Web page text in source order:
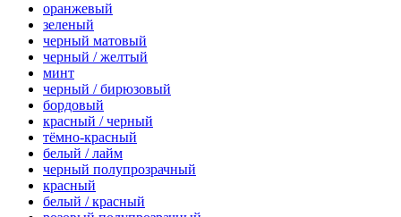
оранжевый
зеленый
черный матовый
черный / желтый
минт
черный / бирюзовый
бордовый
красный / черный
тёмно-красный
белый / лайм
черный полупрозрачный
красный
белый / красный